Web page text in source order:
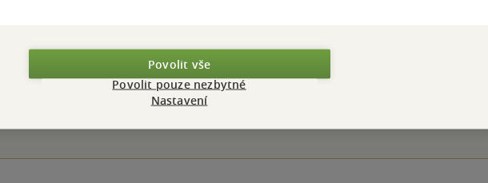
PŘIDEJTE SVÉ HODNOCENÍ KNIHY
Hodnocení našich knihkupců: 0.0 z 5
Povolit vše
Povolit pouze nezbytné
Nastavení